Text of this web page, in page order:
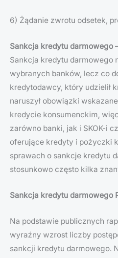
6) Żądanie zwrotu odsetek,
Sankcja kredytu darmowego
Sankcja kredytu darmowego
wybranych banków, lecz co
kredytodawcy, który udzielił
naruszył obowiązki
kredycie konsumenckim,
zarówno banki, jak i SKOK-i
oferujące kredyty i pożyczki
sprawach o sankcje kredytu
stosunkowo często kilka
Sankcja kredytu darmowego
Na podstawie publicznych
wyraźny wzrost liczby
sankcji kredytu darmowego.